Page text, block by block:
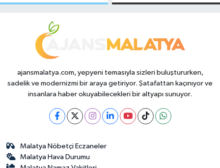
Makas Ne
Temmuz 2026
ajansmalatya.com, yepyeni temasıyla sizleri buluştururken,
sadelik ve modernizmi bir araya getiriyor. Şatafattan kaçınıyor ve
insanlara haber okuyabilecekleri bir altyapı sunuyor.
Malatya Nöbetçi Eczaneler
Malatya Hava Durumu